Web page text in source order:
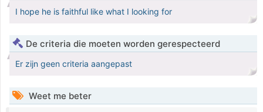
I hope he is faithful like what I looking for
De criteria die moeten worden gerespecteerd
Er zijn geen criteria aangepast
Weet me beter